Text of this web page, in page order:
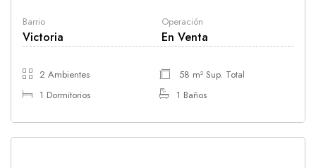
Barrio
Victoria
Operación
En Venta
2 Ambientes
58 m² Sup. Total
1 Dormitorios
1 Baños